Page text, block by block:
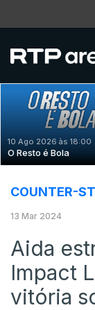
10 Ago 2026 às 18:00
O Resto é Bola
COUNTER-
13 Mar 2024
Aida
Impact
vitória